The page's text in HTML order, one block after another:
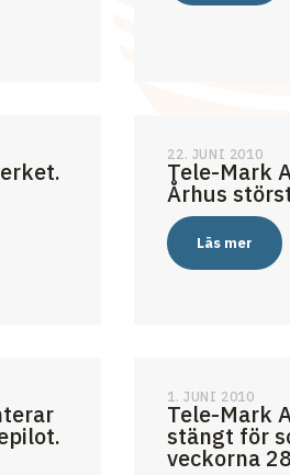
22. JUNI 2010
Tele-Mark
Århus
Läs mer
1. JUNI 2010
Tele-Mark
stängt för
veckorna